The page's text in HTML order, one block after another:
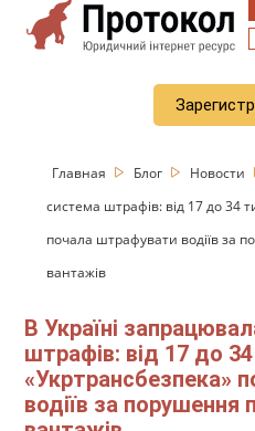
Главная Блог Новости
система штрафів: від 17 до 34
почала штрафувати водіїв за
вантажів
В Україні
штрафів: від 17 до
«Укртрансбезпека»
водіїв за порушення